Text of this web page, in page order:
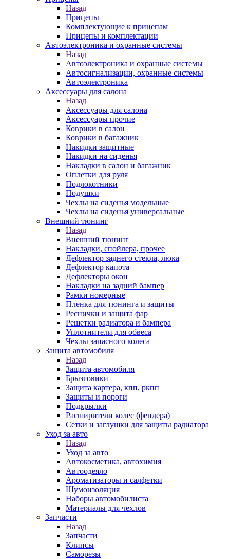
Назад
Прицепы
Комплектующие к прицепам
Прицепы и комплектации
Автоэлектроника и охранные системы
Назад
Автоэлектроника и охранные системы
Автосигнализации, охранные системы
Автоэлектроника
Аксессуары для салона
Назад
Аксессуары для салона
Аксессуары прочие
Коврики в салон
Коврики в багажник
Накидки защитные
Накидки на сиденья
Накладки в салон и багажник
Оплетки для руля
Подлокотники
Подушки
Чехлы на сиденья модельные
Чехлы на сиденья универсальные
Внешний тюнинг
Назад
Внешний тюнинг
Накладки, спойлера, прочее
Дефлектор заднего стекла, люка
Дефлектор капота
Дефлекторы окон
Накладки на задний бампер
Рамки номерные
Пленка для тюнинга и защиты
Реснички и защита фар
Решетки радиатора и бампера
Уплотнители для обвеса
Чехлы запасного колеса
Защита автомобиля
Назад
Защита автомобиля
Брызговики
Защита картера, кпп, ркпп
Защиты и пороги
Подкрылки
Расширители колес (фендера)
Сетки и заглушки для защиты радиатора
Уход за авто
Назад
Уход за авто
Автокосметика, автохимия
Автоодеяло
Ароматизаторы и салфетки
Шумоизоляция
Наборы автомобилиста
Материалы для чехлов
Запчасти
Назад
Запчасти
Клипсы
Саморезы